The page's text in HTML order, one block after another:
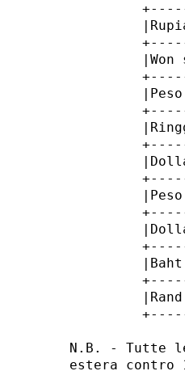
|Won
N.B. - Tutte